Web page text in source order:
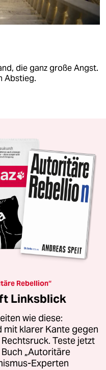
die ganz große Angst.
Abstieg.
Rebellion“
Linksblick
wie diese:
mit klarer Kante gegen
Teste jetzt
„Autoritäre
Experten